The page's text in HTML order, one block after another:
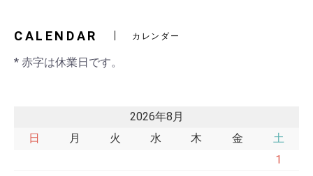
CALENDAR カレンダー
* 赤字は休業日です。
2026年8月
日
月 火 水 木 金
土
1